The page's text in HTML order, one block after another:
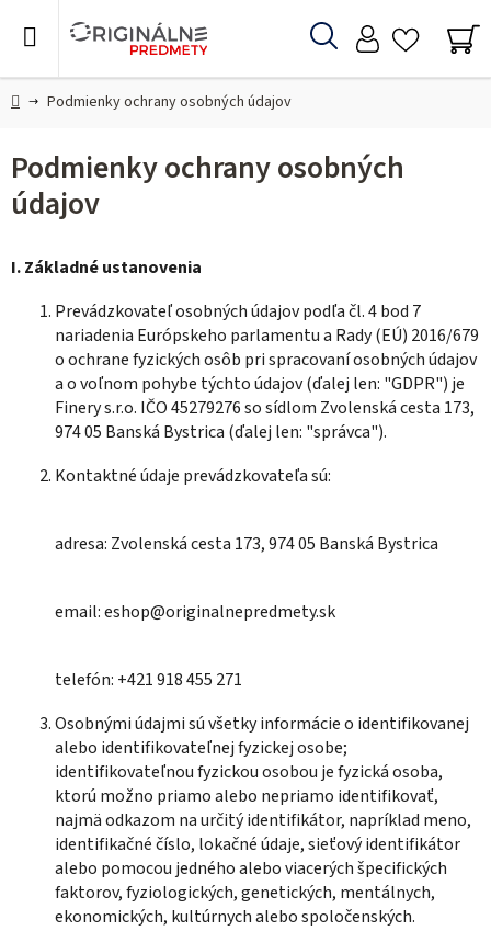
Hľadať
DomovPodmienky ochrany osobných údajov
Podmienky ochrany osobných
údajov
I.Základné ustanovenia
Prevádzkovateľ osobných údajov podľa čl. 4 bod 7
nariadenia Európskeho parlamentu a Rady (EÚ) 2016/679
o ochrane fyzických osôb pri spracovaní osobných údajov
a o voľnom pohybe týchto údajov (ďalej len: "GDPR") je
Finery s.r.o. IČO 45279276 so sídlom Zvolenská cesta 173,
974 05 Banská Bystrica (ďalej len: "správca").
Kontaktné údaje prevádzkovateľa sú:
adresa: Zvolenská cesta 173, 974 05 Banská Bystrica
email: eshop@originalnepredmety.sk
telefón: +421 918 455 271
Osobnými údajmi sú všetky informácie o identifikovanej
alebo identifikovateľnej fyzickej osobe;
identifikovateľnou fyzickou osobou je fyzická osoba,
ktorú možno priamo alebo nepriamo identifikovať,
najmä odkazom na určitý identifikátor, napríklad meno,
identifikačné číslo, lokačné údaje, sieťový identifikátor
alebo pomocou jedného alebo viacerých špecifických
faktorov, fyziologických, genetických, mentálnych,
ekonomických, kultúrnych alebo spoločenských.